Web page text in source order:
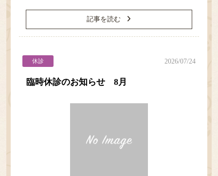
記事を読む
臨時休診のお知らせ 8月
休診 2026/07/24